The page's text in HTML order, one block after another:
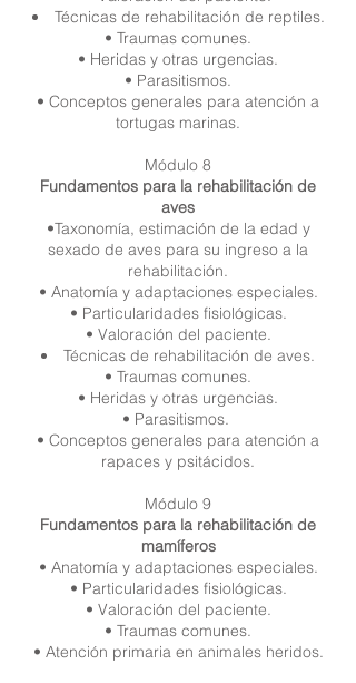
Técnicas de rehabilitación de reptiles.
• Traumas comunes.
• Heridas y otras urgencias.
• Parasitismos.
• Conceptos generales para atención a
tortugas marinas.
Módulo 8
Fundamentos para la rehabilitación de
aves
•Taxonomía, estimación de la edad y
sexado de aves para su ingreso a la
rehabilitación.
• Anatomía y adaptaciones especiales.
• Particularidades fisiológicas.
• Valoración del paciente.
Técnicas de rehabilitación de aves.
• Traumas comunes.
• Heridas y otras urgencias.
• Parasitismos.
• Conceptos generales para atención a
rapaces y psitácidos.
Módulo 9
Fundamentos para la rehabilitación de
mamíferos
• Anatomía y adaptaciones especiales.
• Particularidades fisiológicas.
• Valoración del paciente.
• Traumas comunes.
• Atención primaria en animales heridos.